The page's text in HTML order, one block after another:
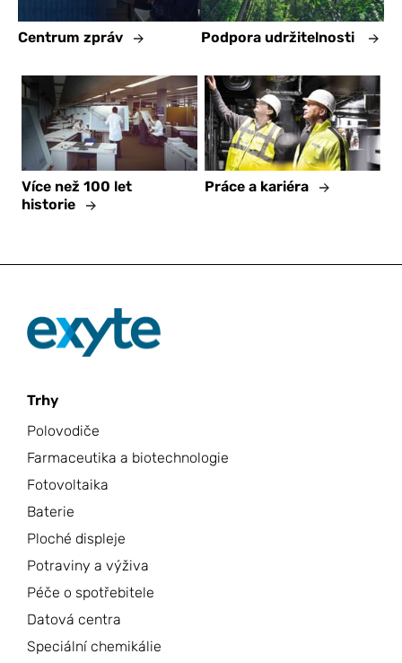
Centrum zpráv Podpora udržitelnosti
Více než 100 let
historie
Práce a kariéra
Trhy
Polovodiče
Farmaceutika a biotechnologie
Fotovoltaika
Baterie
Ploché displeje
Potraviny a výživa
Péče o spotřebitele
Datová centra
Speciální chemikálie